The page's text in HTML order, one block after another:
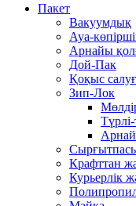
Пакет
Вакуумдық
Ауа-
Арнайы
Дой-Пак
Қоқыс
Зип-Лок
Түрлі-
Крафттан
Курьерлік